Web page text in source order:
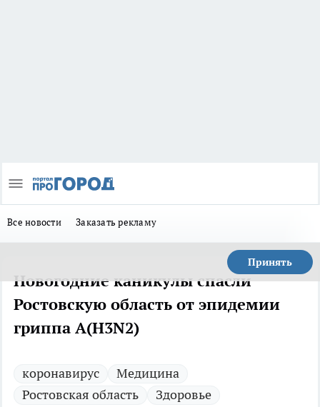
Все новости Заказать рекламу
Принять
Новогодние каникулы спасли
Ростовскую область от эпидемии
гриппа А(H3N2)
коронавирус
Медицина
Ростовская область
Здоровье